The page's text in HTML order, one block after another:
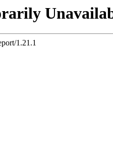
1.21.1